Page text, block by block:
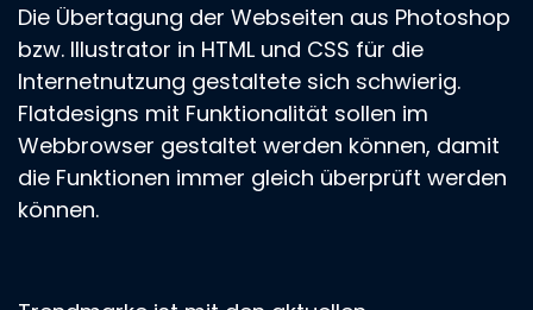
Die Übertagung der Webseiten aus Photoshop
bzw. Illustrator in HTML und CSS für die
Internetnutzung gestaltete sich schwierig.
Flatdesigns mit Funktionalität sollen im
Webbrowser gestaltet werden können, damit
die Funktionen immer gleich überprüft werden
können.